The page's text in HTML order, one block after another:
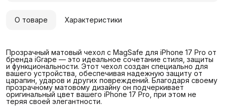
О товаре Характеристики
Прозрачный матовый чехол с MagSafe для iPhone 17 Pro от
бренда iGrape — это идеальное сочетание стиля, защиты
и функциональности. Этот чехол создан специально для
вашего устройства, обеспечивая надежную защиту от
царапин, ударов и других повреждений. Благодаря своему
прозрачному матовому дизайну он подчеркивает
оригинальный цвет вашего iPhone 17 Pro, при этом не
теряя своей элегантности.